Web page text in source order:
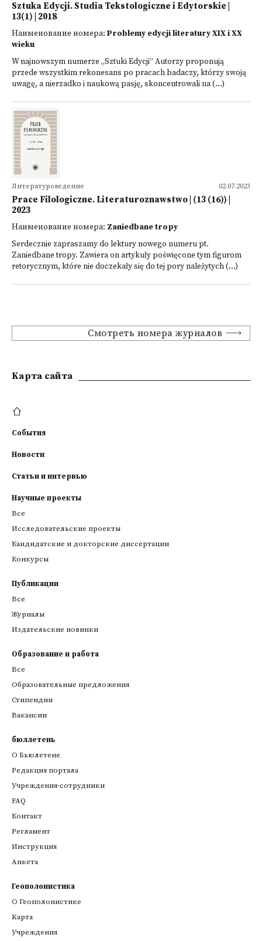
Sztuka Edycji. Studia Tekstologiczne i Edytorskie |
13(1) | 2018
Наименование номера: Problemy edycji literatury XIX i XX
wieku
W najnowszym numerze „Sztuki Edycji” Autorzy proponują
przede wszystkim rekonesans po pracach badaczy, którzy swoją
uwagę, a nierzadko i naukową pasję, skoncentrowali na (...)
02.07.2023
Литературоведение
Prace Filologiczne. Literaturoznawstwo | (13 (16)) |
2023
Наименование номера: Zaniedbane tropy
Serdecznie zapraszamy do lektury nowego numeru pt.
Zaniedbane tropy. Zawiera on artykuły poświęcone tym figurom
retorycznym, które nie doczekały się do tej pory należytych (...)
Смотреть номера журналов
Kарта сайта
События
Новости
Статьи и интервью
Научные проекты
Все
Исследовательские проекты
Кандидатские и докторские диссертации
Конкурсы
Публикации
Все
Журналы
Издательские новинки
Образование и работа
Все
Образовательные предложения
Стипендии
Вакансии
бюллетень
О Бьюлетене
Редакция портала
Учреждения-сотрудники
FAQ
Контакт
Регламент
Инструкция
Анкета
Геополонистика
О Геополонистике
Kарта
Учреждения